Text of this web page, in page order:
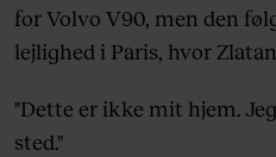
for Volvo V90, men den
lejlighed i Paris, hvor
"Dette er ikke mit hjem.
sted."